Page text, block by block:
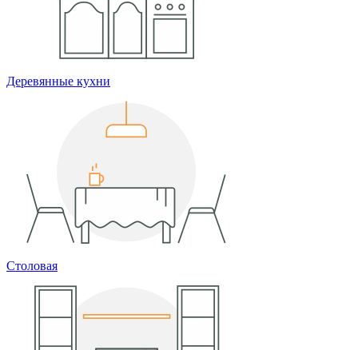
Деревянные кухни
Столовая